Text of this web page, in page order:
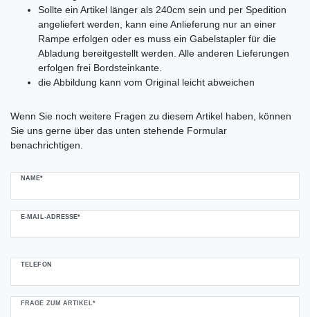
Sollte ein Artikel länger als 240cm sein und per Spedition
angeliefert werden, kann eine Anlieferung nur an einer
Rampe erfolgen oder es muss ein Gabelstapler für die
Abladung bereitgestellt werden. Alle anderen Lieferungen
erfolgen frei Bordsteinkante.
die Abbildung kann vom Original leicht abweichen
Wenn Sie noch weitere Fragen zu diesem Artikel haben, können
Sie uns gerne über das unten stehende Formular
benachrichtigen.
NAME*
E-MAIL-ADRESSE*
TELEFON
FRAGE ZUM ARTIKEL*